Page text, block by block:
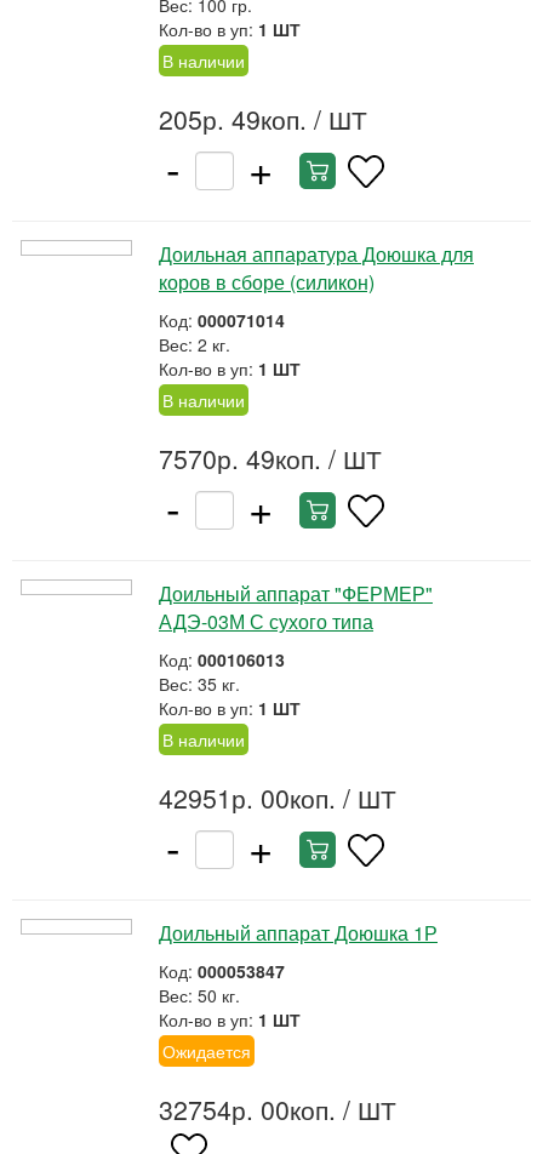
Вес: 100 гр.
Кол-во в уп: 1 ШТ
В наличии
205р. 49коп. / ШТ
- +
Доильная аппаратура Доюшка для
коров в сборе (силикон)
Код: 000071014
Вес: 2 кг.
Кол-во в уп: 1 ШТ
В наличии
7570р. 49коп. / ШТ
- +
Доильный аппарат "ФЕРМЕР"
АДЭ-03М С сухого типа
Код: 000106013
Вес: 35 кг.
Кол-во в уп: 1 ШТ
В наличии
42951р. 00коп. / ШТ
- +
Доильный аппарат Доюшка 1Р
Код: 000053847
Вес: 50 кг.
Кол-во в уп: 1 ШТ
Ожидается
32754р. 00коп. / ШТ